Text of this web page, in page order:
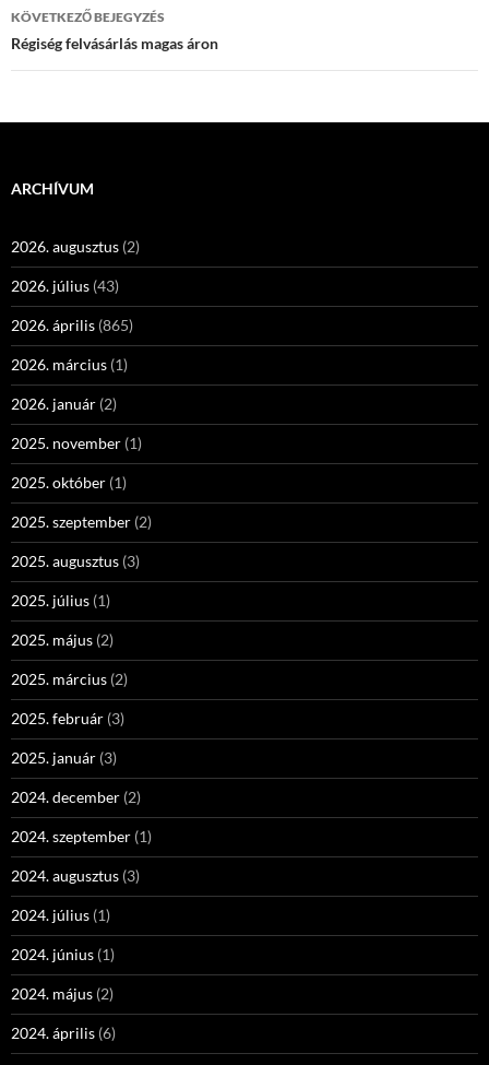
KÖVETKEZŐ BEJEGYZÉS
Régiség felvásárlás magas áron
ARCHÍVUM
2026. augusztus (2)
2026. július (43)
2026. április (865)
2026. március (1)
2026. január (2)
2025. november (1)
2025. október (1)
2025. szeptember (2)
2025. augusztus (3)
2025. július (1)
2025. május (2)
2025. március (2)
2025. február (3)
2025. január (3)
2024. december (2)
2024. szeptember (1)
2024. augusztus (3)
2024. július (1)
2024. június (1)
2024. május (2)
2024. április (6)